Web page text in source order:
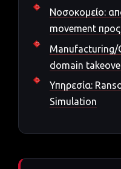
Νοσοκομείο:
movement
Manufacturing/
domain
Υπηρεσία:
Simulation